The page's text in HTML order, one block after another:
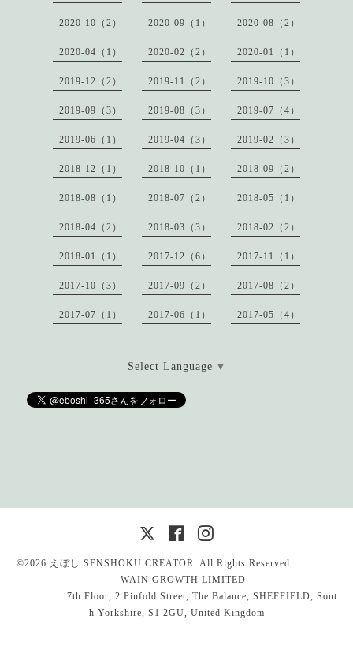
2020-10（2） 2020-09（1） 2020-08（2）
2020-04（1） 2020-02（2） 2020-01（1）
2019-12（2） 2019-11（2） 2019-10（3）
2019-09（3） 2019-08（3） 2019-07（4）
2019-06（1） 2019-04（3） 2019-02（3）
2018-12（1） 2018-10（1） 2018-09（2）
2018-08（1） 2018-07（2） 2018-05（1）
2018-04（2） 2018-03（3） 2018-02（2）
2018-01（1） 2017-12（6） 2017-11（1）
2017-10（3） 2017-09（2） 2017-08（2）
2017-07（1） 2017-06（1） 2017-05（4）
Select Language ▼
©2026 えぼし SENSHOKU CREATOR. All Rights Reserved.
WAIN GROWTH LIMITED
7th Floor, 2 Pinfold Street, The Balance, SHEFFIELD, Sout
h Yorkshire, S1 2GU, United Kingdom